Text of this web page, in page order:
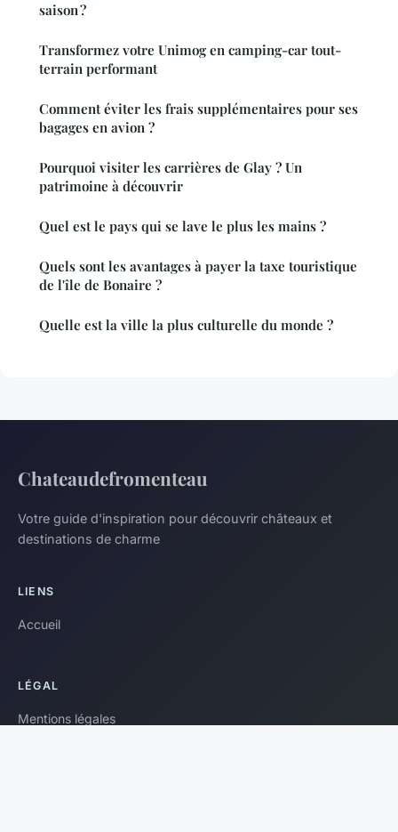
saison ?
Transformez votre Unimog en camping-car tout-
terrain performant
Comment éviter les frais supplémentaires pour ses
bagages en avion ?
Pourquoi visiter les carrières de Glay ? Un
patrimoine à découvrir
Quel est le pays qui se lave le plus les mains ?
Quels sont les avantages à payer la taxe touristique
de l'île de Bonaire ?
Quelle est la ville la plus culturelle du monde ?
Chateaudefromenteau
Votre guide d'inspiration pour découvrir châteaux et
destinations de charme
LIENS
Accueil
LÉGAL
Mentions légales